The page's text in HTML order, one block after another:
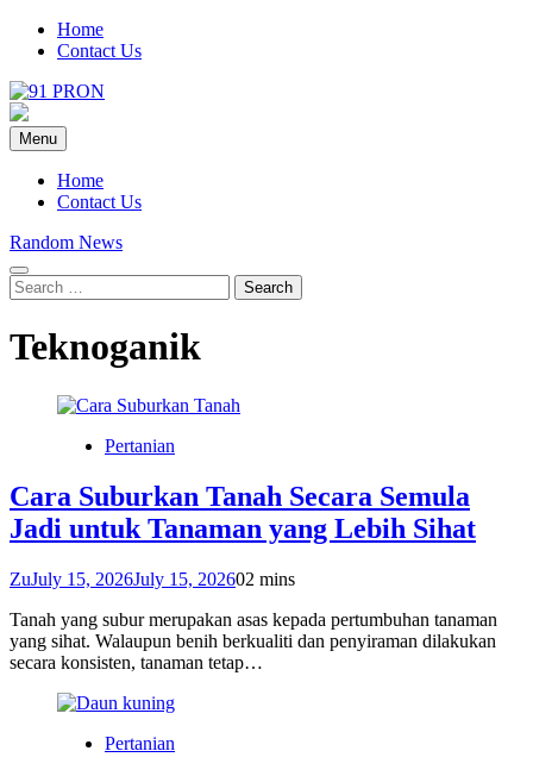
Skip
Home
Contact Us
91-Pron
Laman Info Anda
Menu
Home
Contact Us
Random News
Search
for:
Teknoganik
Pertanian
Cara Suburkan Tanah Secara Semula
Jadi untuk Tanaman yang Lebih Sihat
ZuJuly 15, 2026July 15, 202602 mins
Tanah yang subur merupakan asas kepada pertumbuhan tanaman
yang sihat. Walaupun benih berkualiti dan penyiraman dilakukan
secara konsisten, tanaman tetap…
Pertanian